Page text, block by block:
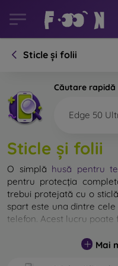
Sticle și folii
Căutare rapidă
Edge 50
Sticle și folii
O simplă husă pentru
pentru protecția
trebui protejată cu o
spart este una dintre
telefon. Acest lucru
Deși nu există sticlă
Mai